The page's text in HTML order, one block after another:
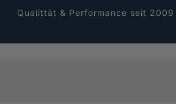
Qualittät & Performance seit 2009